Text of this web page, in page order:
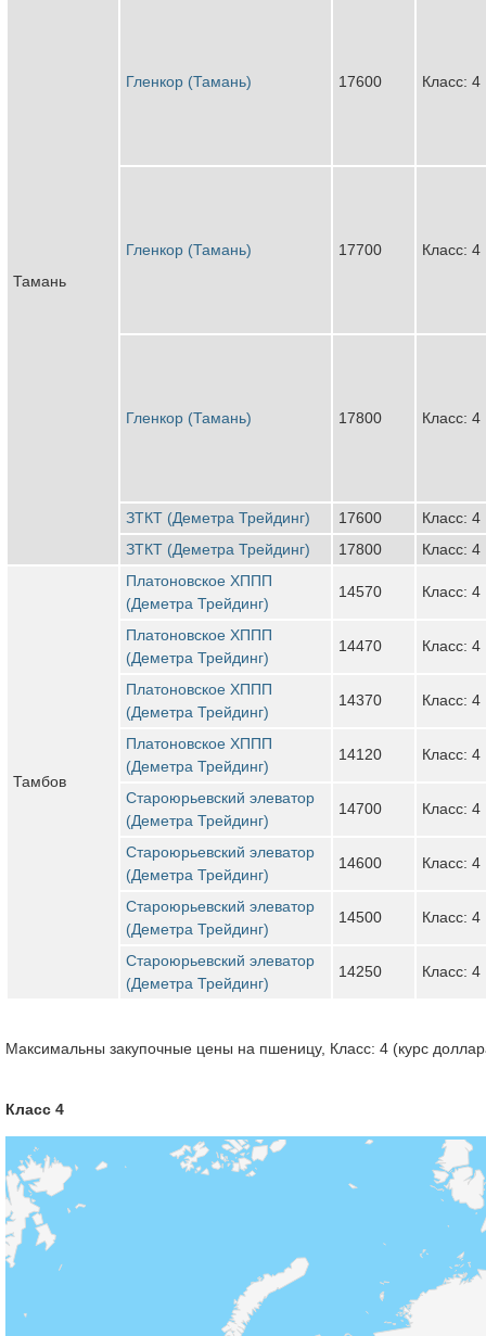
Тамань
Гленкор (Тамань) 17600 Класс: 4
Гленкор (Тамань) 17700 Класс: 4
Гленкор (Тамань) 17800 Класс: 4
ЗТКТ (Деметра Трейдинг) 17600
Класс: 4
ЗТКТ (Деметра Трейдинг)
17800 Класс: 4
Тамбов
Платоновское ХППП
(Деметра Трейдинг)
14570 Класс: 4
Платоновское ХППП
(Деметра Трейдинг)
14470 Класс: 4
Платоновское ХППП
(Деметра Трейдинг)
14370 Класс: 4
Платоновское ХППП
(Деметра Трейдинг)
14120 Класс: 4
Староюрьевский элеватор
(Деметра Трейдинг)
14700 Класс: 4
Староюрьевский элеватор
(Деметра Трейдинг)
14600 Класс: 4
Староюрьевский элеватор
(Деметра Трейдинг)
14500 Класс: 4
Староюрьевский элеватор
(Деметра Трейдинг)
14250 Класс: 4
Максимальны закупочные цены на пшеницу, Класс: 4 (курс
Класс 4